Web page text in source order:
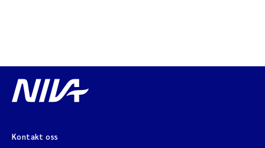
Synne Authén Andresen
Sophie Mentzel
Kontakt oss